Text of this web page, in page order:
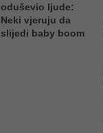
oduševio ljude:
Neki vjeruju da
slijedi baby boom